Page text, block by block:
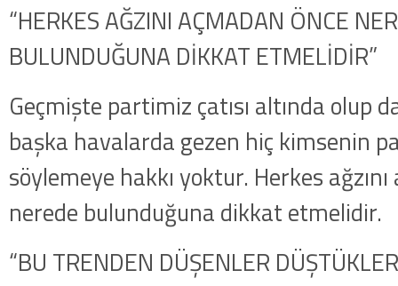
“HERKES AĞZINI AÇMADAN ÖNCE
BULUNDUĞUNA DİKKAT ETMELİDİR”
Geçmişte partimiz çatısı altında olup
başka havalarda gezen hiç kimsenin
söylemeye hakkı yoktur. Herkes
nerede bulunduğuna dikkat etmelidir.
“BU TRENDEN DÜŞENLER